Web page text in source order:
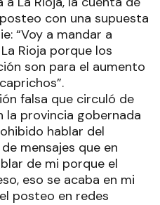
y La Rioja. Sin
entrevista no existió
argentino tampoco
por Ricardo
informar que dicho
falsa información. Por
todavía no
oficial que desmienta
fuentes oficiales
atravesando